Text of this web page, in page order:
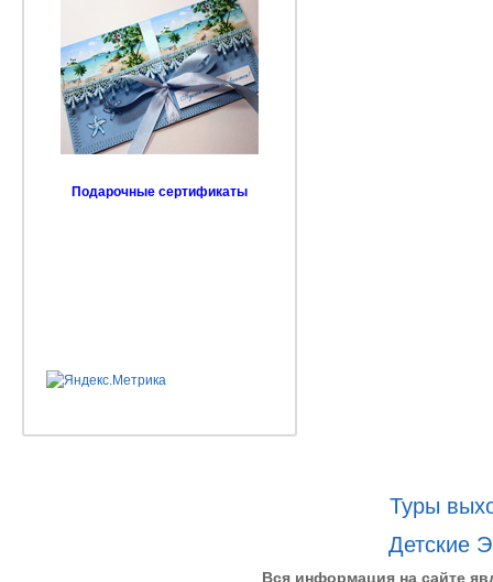
Подарочные сертификаты
Туры
Детские
Вся информация на сайте